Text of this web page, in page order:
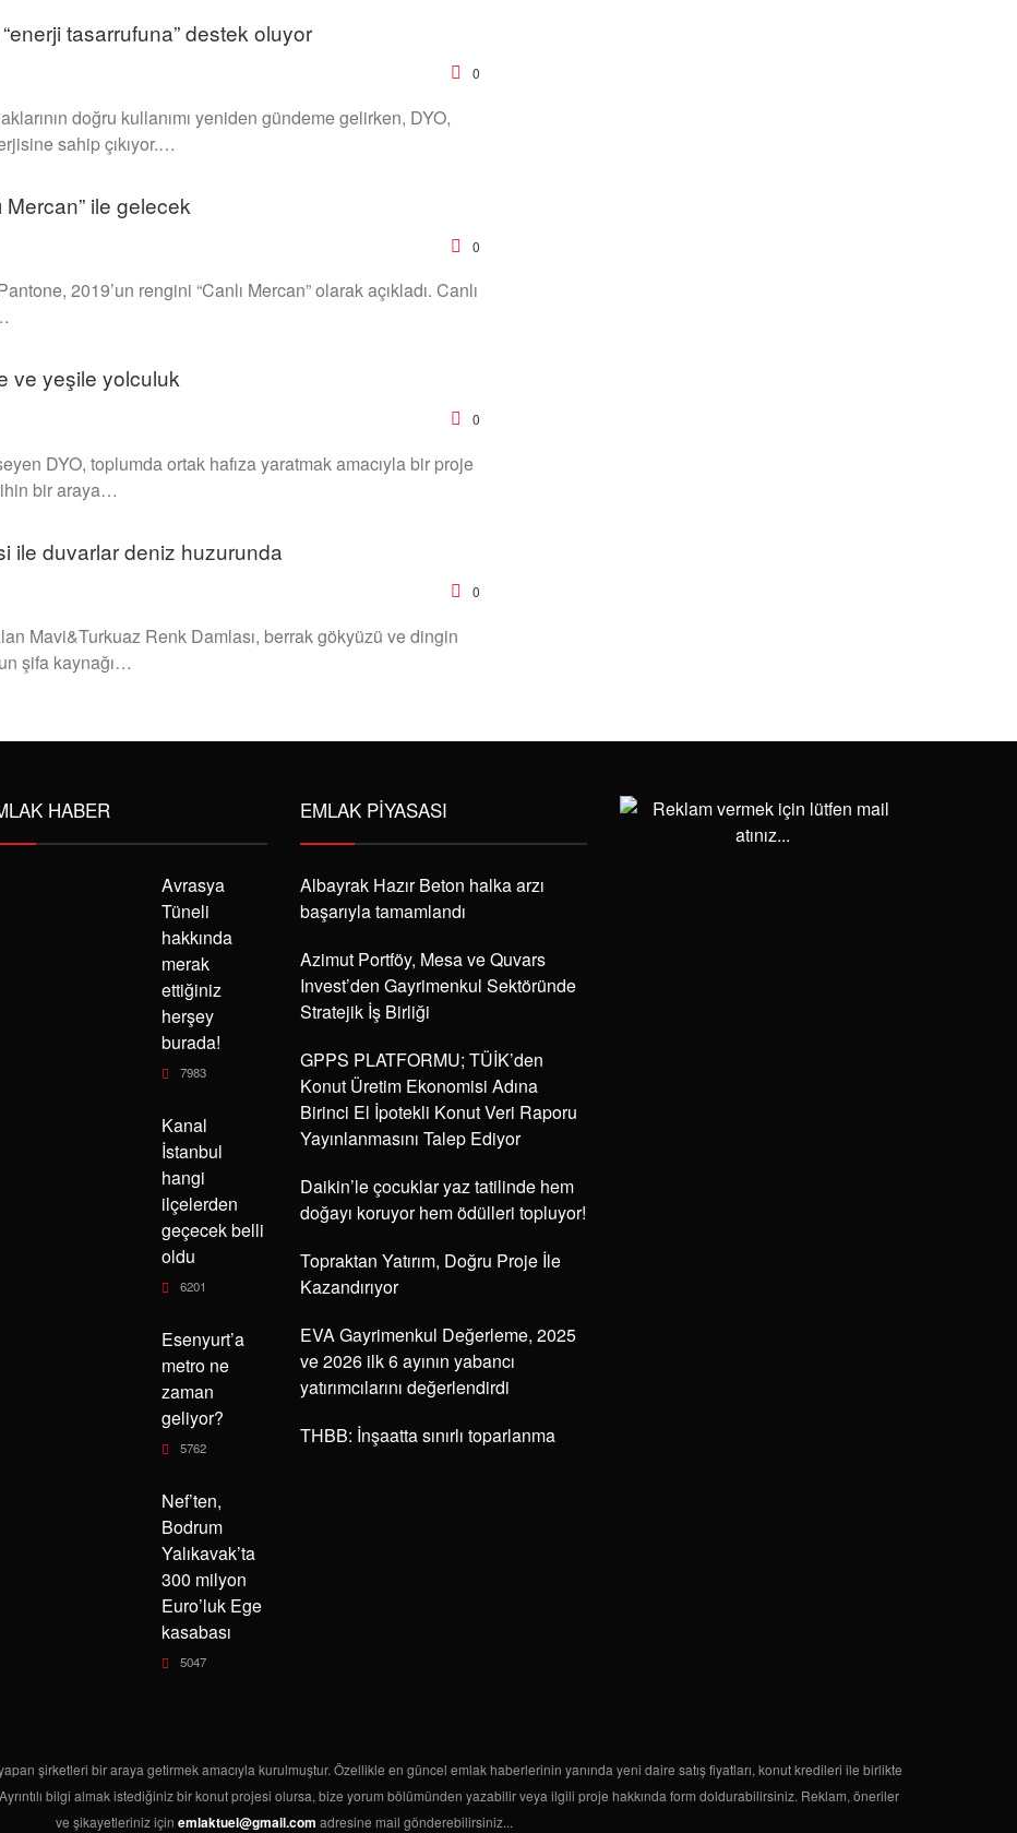
tasarrufuna” destek oluyor
0
doğru kullanımı yeniden gündeme gelirken, DYO,
sahip çıkıyor.…
Mercan” ile gelecek
0
2019’un rengini “Canlı Mercan” olarak açıkladı. Canlı
ve yeşile yolculuk
0
DYO, toplumda ortak hafıza yaratmak amacıyla bir proje
bir araya…
ile duvarlar deniz huzurunda
0
Mavi&Turkuaz Renk Damlası, berrak gökyüzü ve dingin
şifa kaynağı…
HABER
Avrasya
Tüneli
hakkında
merak
ettiğiniz
herşey
burada!
7983
Kanal
İstanbul
hangi
ilçelerden
geçecek belli
oldu
6201
Esenyurt’a
metro ne
zaman
geliyor?
5762
Nef’ten,
Bodrum
Yalıkavak’ta
300 milyon
Euro’luk Ege
kasabası
5047
EMLAK PIYASASI
Albayrak Hazır Beton halka arzı
başarıyla tamamlandı
Azimut Portföy, Mesa ve Quvars
Invest’den Gayrimenkul Sektöründe
Stratejik İş Birliği
GPPS PLATFORMU; TÜİK’den
Konut Üretim Ekonomisi Adına
Birinci El İpotekli Konut Veri Raporu
Yayınlanmasını Talep Ediyor
Daikin’le çocuklar yaz tatilinde hem
doğayı koruyor hem ödülleri topluyor!
Topraktan Yatırım, Doğru Proje İle
Kazandırıyor
EVA Gayrimenkul Değerleme, 2025
ve 2026 ilk 6 ayının yabancı
yatırımcılarını değerlendirdi
THBB: İnşaatta sınırlı toparlanma
şirketleri bir araya getirmek amacıyla kurulmuştur. Özellikle en güncel emlak haberlerinin yanında yeni daire satış fiyatları, konut kredileri ile birlikte
bilgi almak istediğiniz bir konut projesi olursa, bize yorum bölümünden yazabilir veya ilgili proje hakkında form doldurabilirsiniz. Reklam, öneriler
ve şikayetleriniz için emlaktuel@gmail.com adresine mail gönderebilirsiniz...